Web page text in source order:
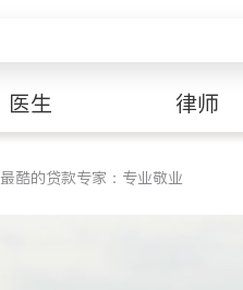
医生 律师
最酷的贷款专家：专业敬业